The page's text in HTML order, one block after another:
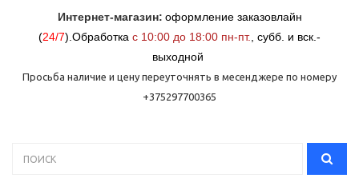
Интернет-магазин: оформление заказовлайн
(24/7) Обработка с 10:00 до 18:00 пн-пт. субб. и вск.-
выходной
Просьба наличие и цену переуточнять в месенджере по номеру
+375297700365